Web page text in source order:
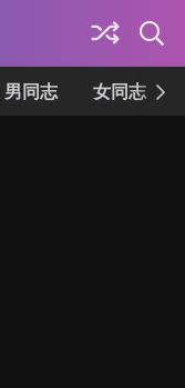
男同志 女同志